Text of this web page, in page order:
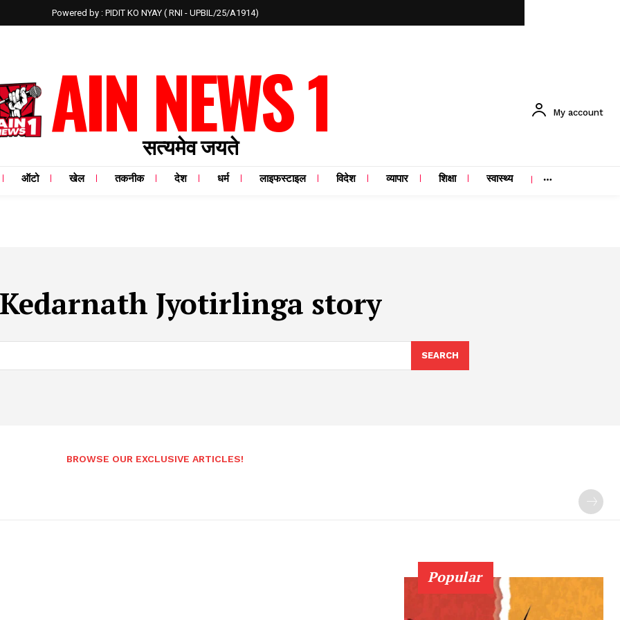
Powered by : PIDIT KO NYAY ( RNI - UPBIL/25/A1914)
AIN NEWS 1
सत्यमेव जयते
My account
ऑटो खेल तकनीक देश धर्म लाइफस्टाइल विदेश व्यापार शिक्षा स्वास्थ्य
Kedarnath Jyotirlinga story
SEARCH
BROWSE OUR EXCLUSIVE ARTICLES!
Popular